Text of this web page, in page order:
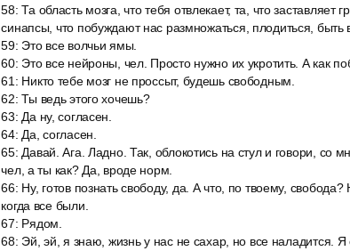
58:Та область мозга, что тебя отвлекает, та, что
синапсы, что побуждают нас размножаться, плодиться, быть
59: Это все волчьи ямы.
60: Это все нейроны, чел. Просто нужно их укротить. А как
61 : Никто тебе мозг не проссыт, будешь свободным.
62:Ты ведь этого хочешь?
63: Да ну, согласен.
64: Да, согласен.
65: Давай. Ага. Ладно. Так, облокотись на стул и говори, со
чел, а ты как? Да, вроде норм.
66: Ну, готов познать свободу, да. А что, по твоему,
когда все были.
67: Рядом.
68: Эй, эй, я знаю, жизнь у нас не сахар, но все наладится.